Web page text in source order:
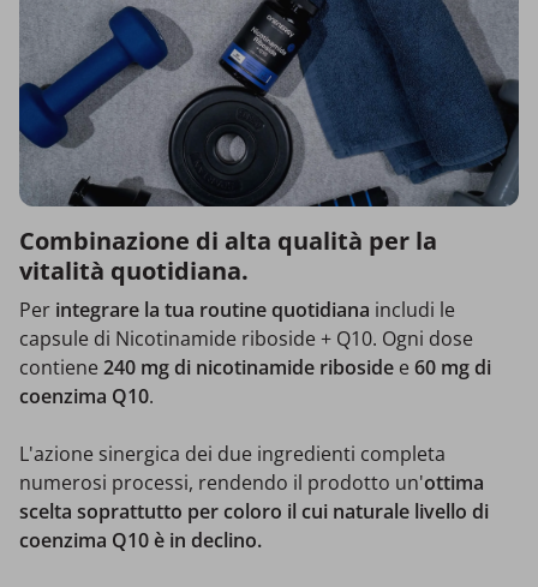
Combinazione di alta qualità per la
vitalità quotidiana.
Per integrare la tua routine quotidiana includi le
capsule di Nicotinamide riboside + Q10. Ogni dose
contiene 240 mg di nicotinamide riboside e 60 mg di
coenzima Q10.
L'azione sinergica dei due ingredienti completa
numerosi processi, rendendo il prodotto un'ottima
scelta soprattutto per coloro il cui naturale livello di
coenzima Q10 è in declino.